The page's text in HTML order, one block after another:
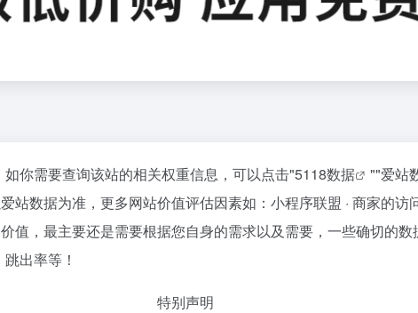
你需要查询该站的相关权重信息，可以点击"5118数据 ""爱站
站数据为准，更多网站价值评估因素如：小程序联盟 · 商家的访
值，最主要还是需要根据您自身的需求以及需要，一些确切的数
出率等！
特别声明